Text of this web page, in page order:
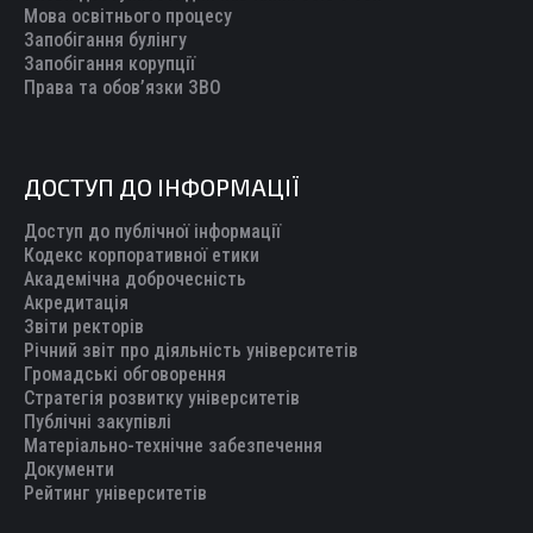
Мова освітнього процесу
Запобігання булінгу
Запобігання корупції
Права та обов’язки ЗВО
ДОСТУП ДО ІНФОРМАЦІЇ
Доступ до публічної інформації
Кодекс корпоративної етики
Академічна доброчесність
Акредитація
Звіти ректорів
Річний звіт про діяльність університетів
Громадські обговорення
Стратегія розвитку університетів
Публічні закупівлі
Матеріально-технічне забезпечення
Документи
Рейтинг університетів